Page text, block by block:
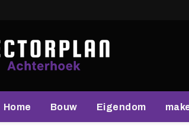
Home Bouw Eigendom